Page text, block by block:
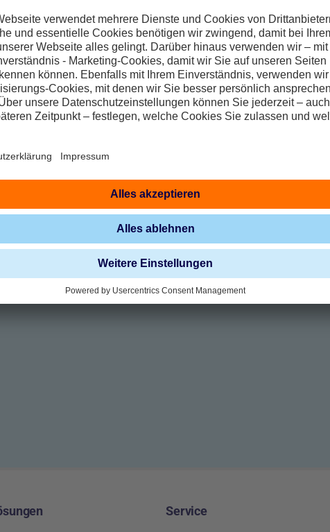
Telefonnummer
Abwicklung der Zahlung vorzunehmen, benötigen wir bereits
Verein/Organisation/Institution aktuell Kund*in bei DEW21
Felder sind Pflichtfelder, die zur Bearbeitung Ihrer Anfrage
Service